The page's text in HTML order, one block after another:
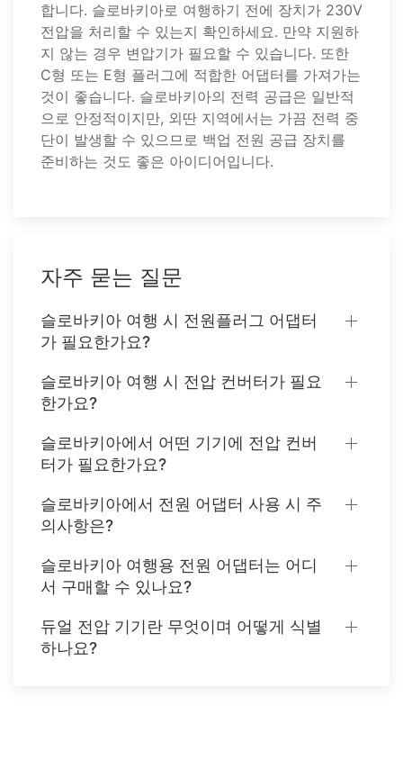
합니다. 슬로바키아로 여행하기 전에 장치가 230V
전압을 처리할 수 있는지 확인하세요. 만약 지원하
지 않는 경우 변압기가 필요할 수 있습니다. 또한
C형 또는 E형 플러그에 적합한 어댑터를 가져가는
것이 좋습니다. 슬로바키아의 전력 공급은 일반적
으로 안정적이지만, 외딴 지역에서는 가끔 전력 중
단이 발생할 수 있으므로 백업 전원 공급 장치를
준비하는 것도 좋은 아이디어입니다.
자주 묻는 질문
슬로바키아 여행 시 전원플러그 어댑터
가 필요한가요?
슬로바키아 여행 시 전압 컨버터가 필요
한가요?
슬로바키아에서 어떤 기기에 전압 컨버
터가 필요한가요?
슬로바키아에서 전원 어댑터 사용 시 주
의사항은?
슬로바키아 여행용 전원 어댑터는 어디
서 구매할 수 있나요?
듀얼 전압 기기란 무엇이며 어떻게 식별
하나요?